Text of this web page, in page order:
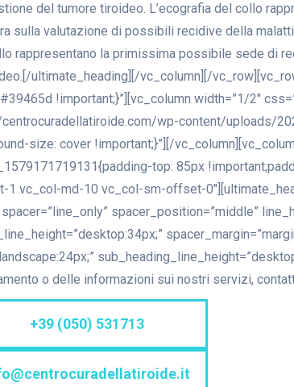
del tumore tiroideo. L’ecografia del collo
sulla valutazione di possibili recidive della
rappresentano la primissima possibile sede di
ultimate_heading][/vc_column][/
!important;}”][vc_column width=”1/2″
wp-content/uploads/
size: cover !important;}”][/
top: 85px
md-10 vc_col-sm-offset-
spacer_position=”middle”
o delle informazioni sui nostri servizi,
+39 (050) 531713